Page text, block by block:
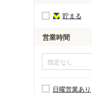
貯まる
営業時間
日曜営業あり